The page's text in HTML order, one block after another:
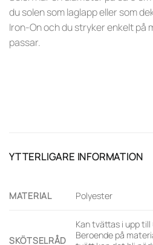
du solen som laglapp eller som
Iron-On och du stryker enkelt på
passar.
YTTERLIGARE INFORMATION
MATERIAL Polyester
SKÖTSELRÅD
Kan tvättas i upp till
Beroende på